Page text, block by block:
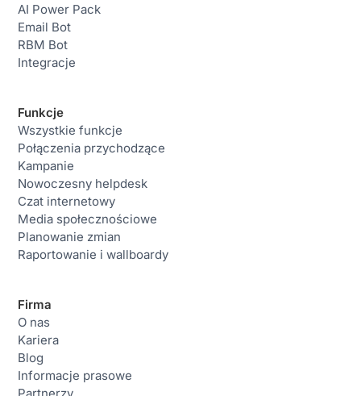
AI Power Pack
Email Bot
RBM Bot
Integracje
Funkcje
Wszystkie funkcje
Połączenia przychodzące
Kampanie
Nowoczesny helpdesk
Czat internetowy
Media społecznościowe
Planowanie zmian
Raportowanie i wallboardy
Firma
O nas
Kariera
Blog
Informacje prasowe
Partnerzy